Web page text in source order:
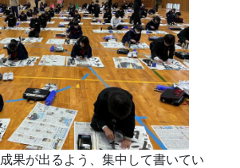
果が出るよう、集中して書いてい